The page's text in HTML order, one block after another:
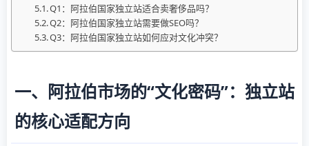
Q1：阿拉伯国家独立站适合卖奢侈品吗？
Q2：阿拉伯国家独立站需要做SEO吗？
Q3：阿拉伯国家独立站如何应对文化冲突？
一、阿拉伯市场的“文化密码”：独立站
的核心适配方向